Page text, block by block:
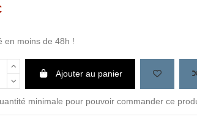
en moins de 48h !
Ajouter au panier
minimale pour pouvoir commander ce